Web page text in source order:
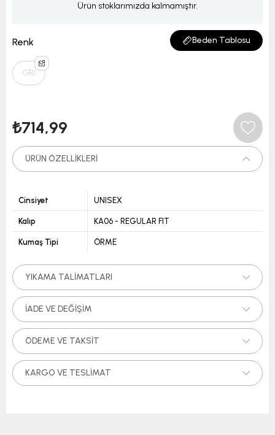
Ürün stoklarımızda kalmamıştır.
Renk Beden Tablosu
GRİ
₺714,99
ÜRÜN ÖZELLIKLERI
Cinsiyet UNISEX
Kalıp KA06 - REGULAR FIT
Kumaş Tipi ÖRME
YIKAMA TALIMATLARI
İADE VE DEĞIŞIM
ÖDEME VE TAKSIT
KARGO VE TESLIMAT